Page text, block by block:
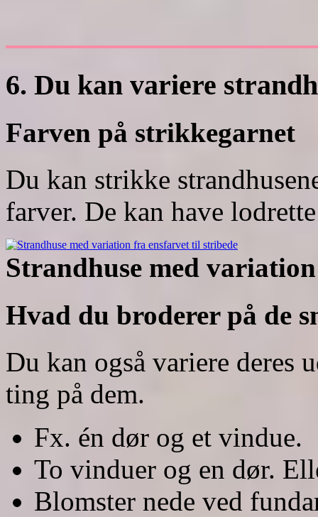
6. Du kan variere
Farven på strikkegarnet
Du kan strikke
farver. De kan have
Strandhuse med
Hvad du broderer på de
Du kan også variere deres
ting på dem.
Fx. én dør og et vindue.
To vinduer og en dør.
Blomster nede ved